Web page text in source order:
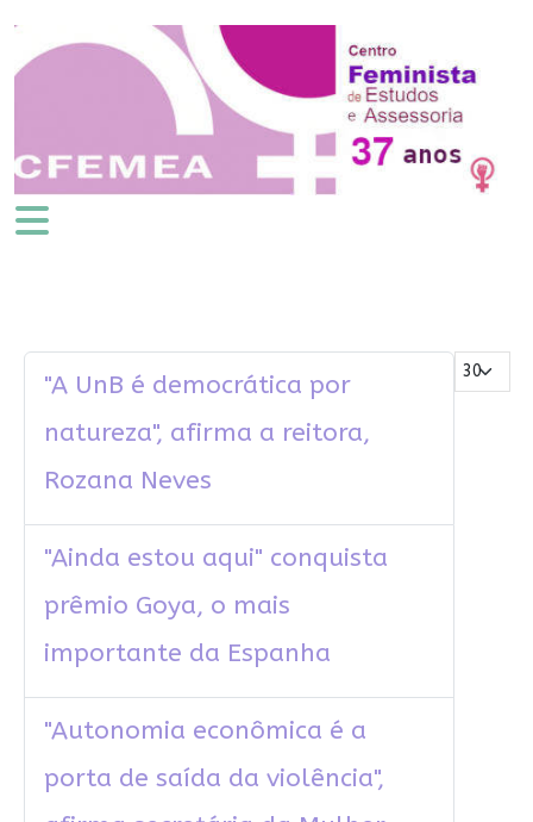
Mostrar #
"A UnB é democrática por
natureza", afirma a reitora,
Rozana Neves
"Ainda estou aqui" conquista
prêmio Goya, o mais
importante da Espanha
"Autonomia econômica é a
porta de saída da violência",